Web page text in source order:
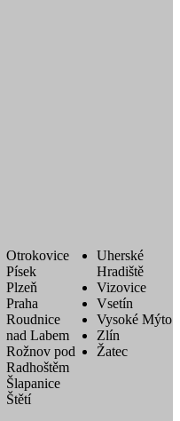
Otrokovice
Písek
Plzeň
Praha
Roudnice
nad Labem
Rožnov pod
Radhoštěm
Šlapanice
Štětí
Uherské
Hradiště
Vizovice
Vsetín
Vysoké Mýto
Zlín
Žatec